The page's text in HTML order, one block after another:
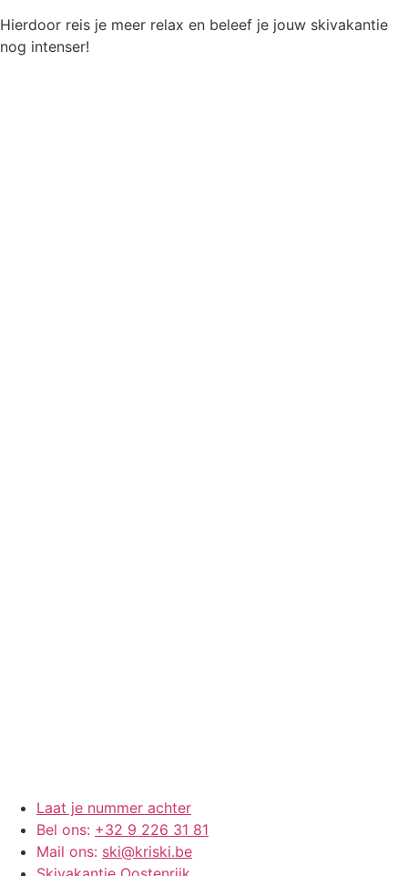
Hierdoor reis je meer relax en beleef je jouw skivakantie
nog intenser!
Laat je nummer achter
Bel ons: +32 9 226 31 81
Mail ons: ski@kriski.be